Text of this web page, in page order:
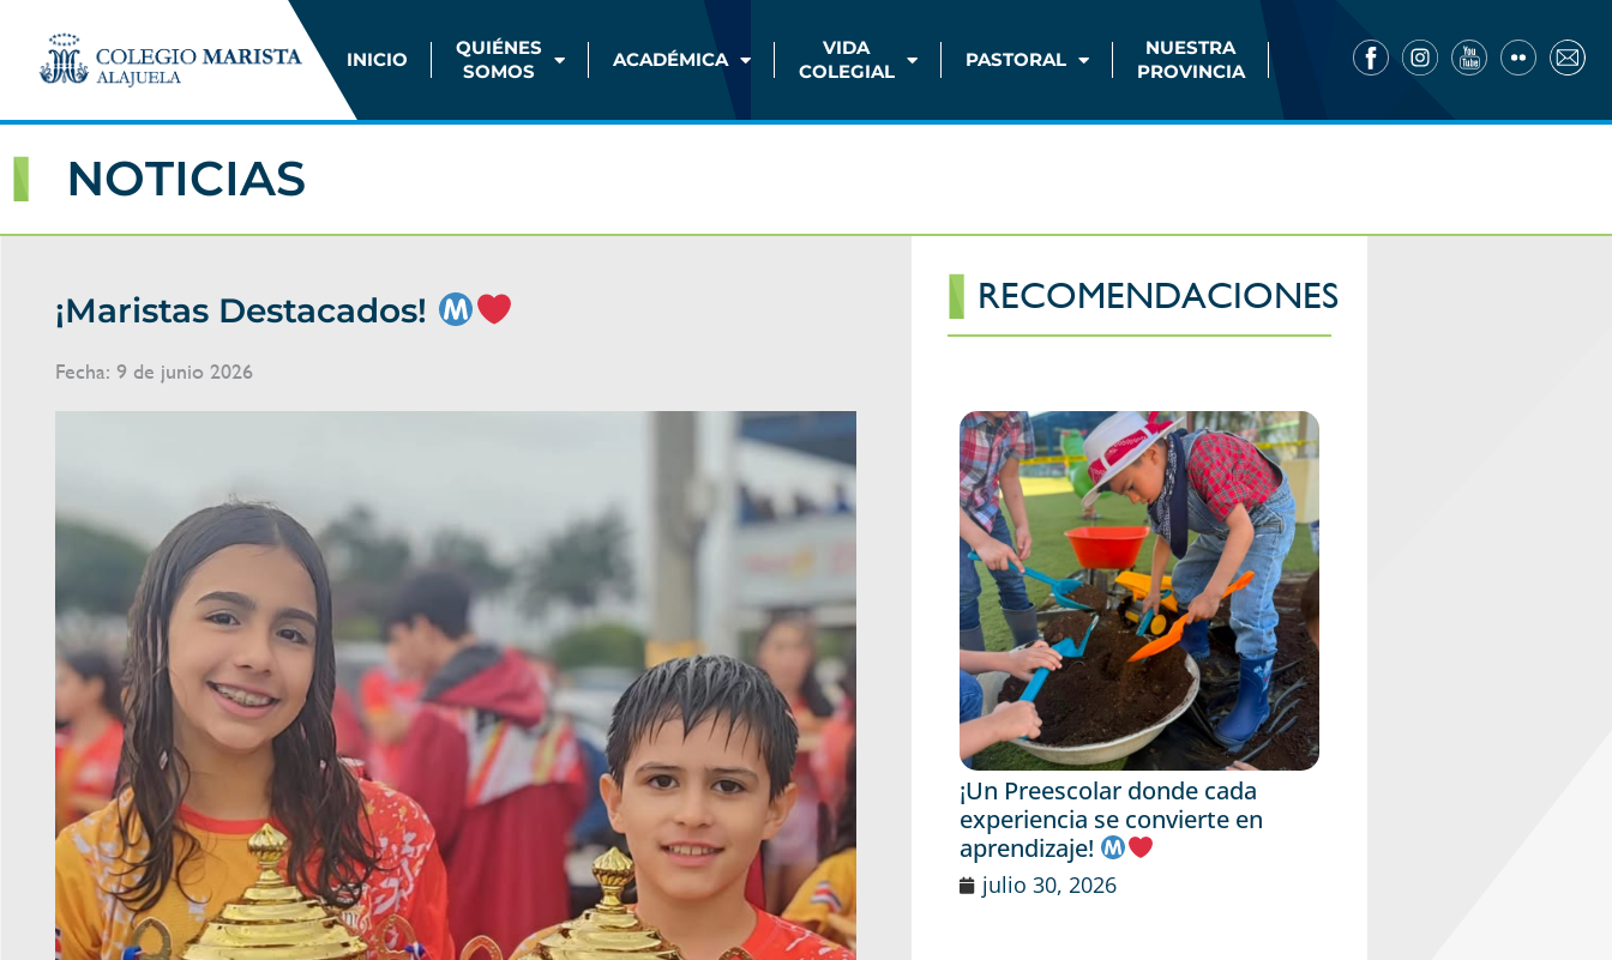
INICIO
QUIÉNES
SOMOS
ACADÉMICA
VIDA
COLEGIAL
PASTORAL
NUESTRA
PROVINCIA
NOTICIAS
¡Maristas Destacados!
Fecha: 9 de junio 2026
RECOMENDACIONES
¡Un Preescolar donde cada
experiencia se convierte en
aprendizaje!
julio 30, 2026